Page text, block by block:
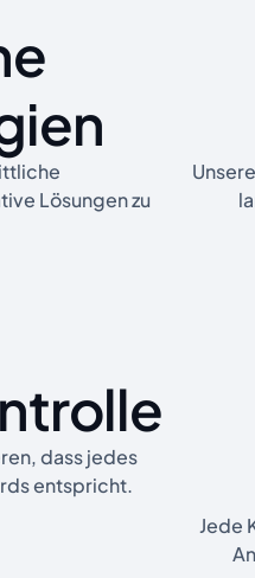
Lösungen zu
dass jedes
entspricht.
Jede